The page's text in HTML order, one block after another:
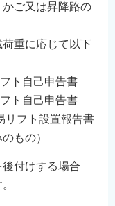
かご又は昇降路の
重に応じて以下
ト自己申告書
ト自己申告書
置報告書
もの）
付けする場合